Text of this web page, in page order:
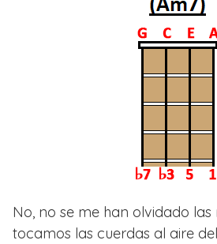
No, no se me han olvidado las
tocamos las cuerdas al aire